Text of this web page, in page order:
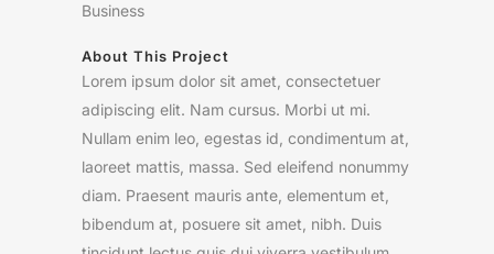
Business
About This Project
Lorem ipsum dolor sit amet, consectetuer
adipiscing elit. Nam cursus. Morbi ut mi.
Nullam enim leo, egestas id, condimentum at,
laoreet mattis, massa. Sed eleifend nonummy
diam. Praesent mauris ante, elementum et,
bibendum at, posuere sit amet, nibh. Duis